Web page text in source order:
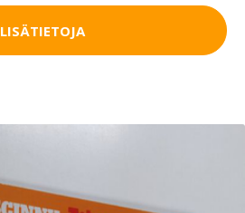
LISÄTIETOJA